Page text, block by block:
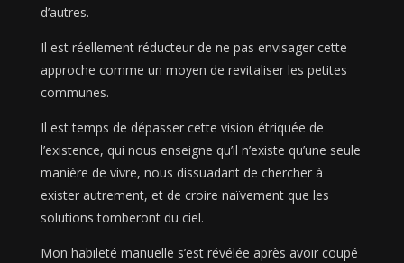
d’autres.
Il est réellement réducteur de ne pas envisager cette
approche comme un moyen de revitaliser les petites
communes.
Il est temps de dépasser cette vision étriquée de
l’existence, qui nous enseigne qu’il n’existe qu’une seule
manière de vivre, nous dissuadant de chercher à
exister autrement, et de croire naïvement que les
solutions tomberont du ciel.
Mon habileté manuelle s’est révélée après avoir coupé